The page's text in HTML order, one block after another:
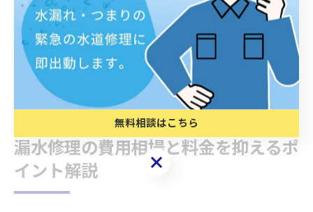
トラブル防止のためにも、やり取りはできるだけ書面や
メールで記録を残しましょう。証拠が不十分だと、費用
負担や責任分担でトラブルになるリスクが高まるため、
細かな情報管理が安心につながります。
漏水修理の費用相場と料金を抑えるポ
イント解説
無料相談はこちら
無料相談はこちら